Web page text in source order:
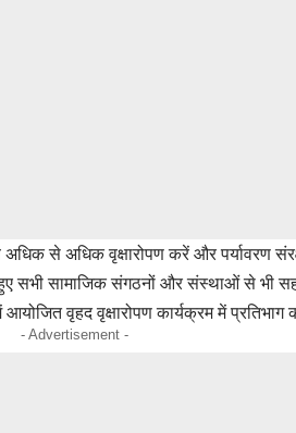
से अधिक वृक्षारोपण करें और पर्यावरण
हुए सभी सामाजिक संगठनों और संस्थाओं से भी
वृहद वृक्षारोपण कार्यक्रम में प्रतिभाग
- Advertisement -